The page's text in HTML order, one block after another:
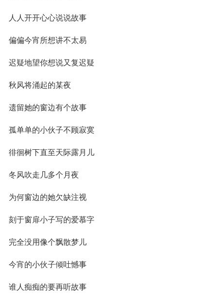
人人开开心心说说故事
偏偏今宵所想讲不太易
迟疑地望你想说又复迟疑
秋风将涌起的某夜
遗留她的窗边有个故事
孤单单的小伙子不顾寂寞
徘徊树下直至天际露月儿
冬风吹走几多个月夜
为何窗边的她欠缺注视
刻于窗扉小子写的爱慕字
完全没用像个飘散梦儿
今宵的小伙子倾吐憾事
谁人痴痴的要再听故事